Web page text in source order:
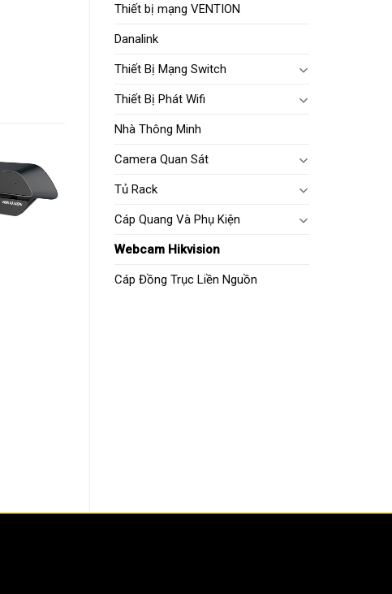
Thiết bị mạng VENTION
Danalink
Thiết Bị Mạng Switch
Thiết Bị Phát Wifi
Nhà Thông Minh
Camera Quan Sát
Tủ Rack
Cáp Quang Và Phụ Kiện
Webcam Hikvision
Cáp Đồng Trục Liền Nguồn
Add to
wishlist